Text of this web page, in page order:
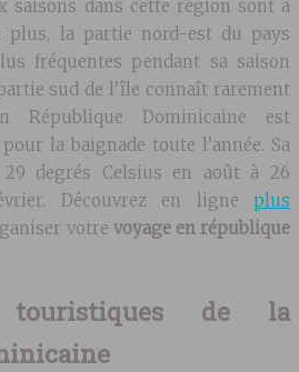
saisons dans cette région sont à
plus, la partie nord-est du pays
fréquentes pendant sa saison
sud de l’île connaît rarement
République Dominicaine est
la baignade toute l’année. Sa
degrés Celsius en août à 26
Découvrez en ligne plus
votre voyage en république
de la